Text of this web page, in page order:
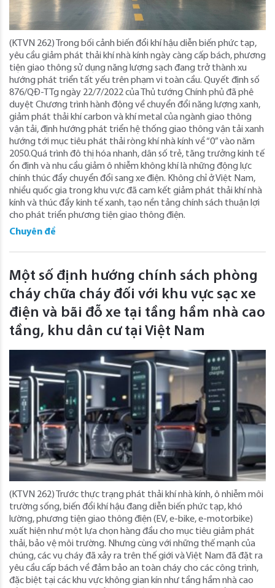
(KTVN 262) Trong bối cảnh biến đổi khí hậu diễn biến phức tạp,
yêu cầu giảm phát thải khí nhà kính ngày càng cấp bách, phương
tiện giao thông sử dụng năng lượng sạch đang trở thành xu
hướng phát triển tất yếu trên phạm vi toàn cầu. Quyết định số
876/QĐ-TTg ngày 22/7/2022 của Thủ tướng Chính phủ đã phê
duyệt Chương trình hành động về chuyển đổi năng lượng xanh,
giảm phát thải khí carbon và khí metal của ngành giao thông
vận tải, định hướng phát triển hệ thống giao thông vận tải xanh
hướng tới mục tiêu phát thải ròng khí nhà kính về “0” vào năm
2050.Quá trình đô thị hóa nhanh, dân số trẻ, tăng trưởng kinh tế
ổn định và nhu cầu giảm ô nhiễm không khí là những động lực
chính thúc đẩy chuyển đổi sang xe điện. Không chỉ ở Việt Nam,
nhiều quốc gia trong khu vực đã cam kết giảm phát thải khí nhà
kính và thúc đẩy kinh tế xanh, tạo nền tảng chính sách thuận lợi
cho phát triển phương tiện giao thông điện.
Chuyên đề
Một số định hướng chính sách phòng
cháy chữa cháy đối với khu vực sạc xe
điện và bãi đỗ xe tại tầng hầm nhà cao
tầng, khu dân cư tại Việt Nam
(KTVN 262) Trước thực trạng phát thải khí nhà kính, ô nhiễm môi
trường sống, biến đổi khí hậu đang diễn biến phức tạp, khó
lường, phương tiện giao thông điện (EV, e-bike, e-motorbike)
xuất hiện như một lựa chọn hàng đầu cho mục tiêu giảm phát
thải, bảo vệ môi trường. Nhưng cùng với những thế mạnh của
chúng, các vụ cháy đã xảy ra trên thế giới và Việt Nam đã đặt ra
yêu cầu cấp bách về đảm bảo an toàn cháy cho các công trình,
đặc biệt tại các khu vực không gian kín như tầng hầm nhà cao